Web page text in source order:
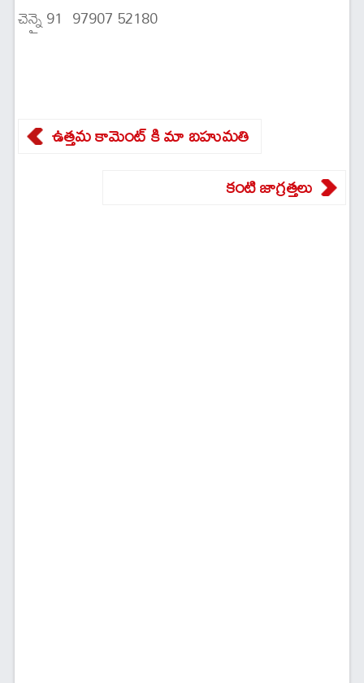
చెన్నై 91 97907 52180
ఉత్తమ కామెంట్ కి మా బహుమతి
కంటి జాగ్రత్తలు